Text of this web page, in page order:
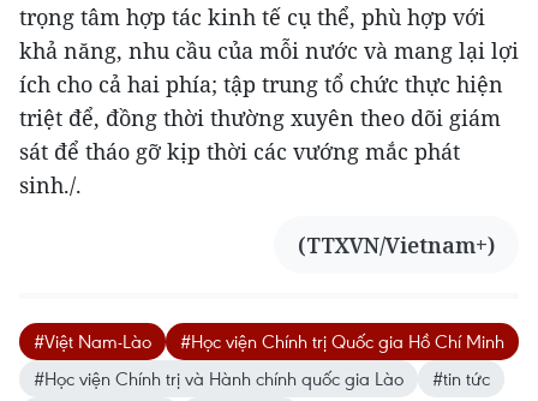
trọng tâm hợp tác kinh tế cụ thể, phù hợp với
khả năng, nhu cầu của mỗi nước và mang lại lợi
ích cho cả hai phía; tập trung tổ chức thực hiện
triệt để, đồng thời thường xuyên theo dõi giám
sát để tháo gỡ kịp thời các vướng mắc phát
sinh./.
(TTXVN/Vietnam+)
#Việt Nam-Lào
#Học viện Chính trị Quốc gia Hồ Chí Minh
#Học viện Chính trị và Hành chính quốc gia Lào
#tin tức